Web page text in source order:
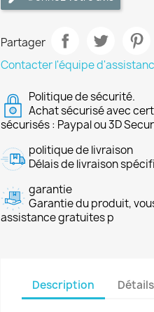
Partager
Contacter l'équipe
Politique de sécurité.
Achat sécurisé avec
sécurisés : Paypal ou 3D
politique de livraison
Délais de livraison
garantie
Garantie du produit,
assistance gratuites p
Description